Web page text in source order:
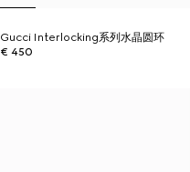
Gucci Interlocking系列水晶圆环
€ 450